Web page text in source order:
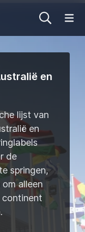
en
lijst van
en
de
springen,
alleen
continent